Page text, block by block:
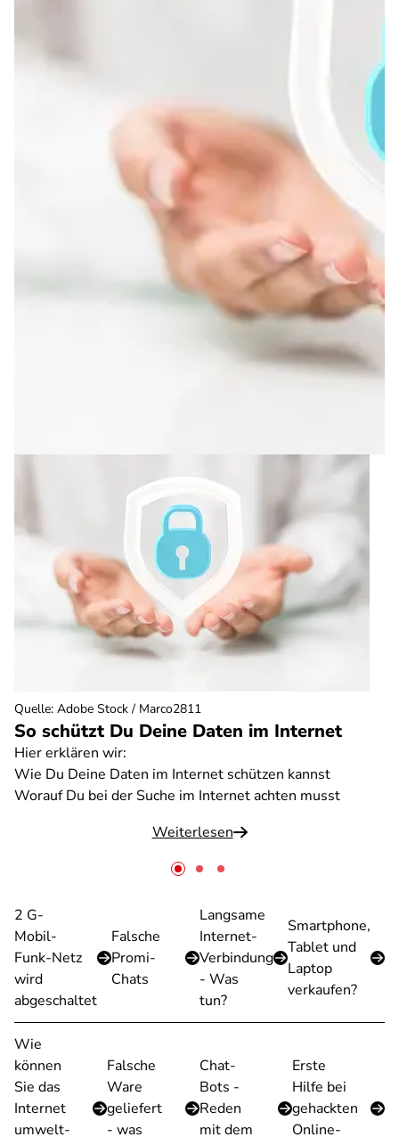
So schützt Du Deine Daten im Internet
Hier erklären wir:
Wie Du Deine Daten im Internet schützen kannst
Worauf Du bei der Suche im Internet achten musst
Weiterlesen
Quelle: Adobe Stock / Marco2811
2 G-
Mobil-
Funk-Netz
wird
abgeschaltet
Falsche
Promi-
Chats
Langsame
Internet-
Verbindung
- Was
tun?
Smartphone,
Tablet und
Laptop
verkaufen?
Wie
können
Sie das
Internet
umwelt-
Falsche
Ware
geliefert
- was
Chat-
Bots -
Reden
mit dem
Erste
Hilfe bei
gehackten
Online-